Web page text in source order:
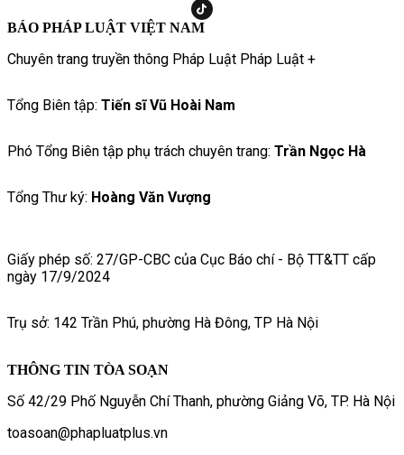
BÁO PHÁP LUẬT VIỆT NAM
Chuyên trang truyền thông Pháp Luật Pháp Luật +
Tổng Biên tập: Tiến sĩ Vũ Hoài Nam
Phó Tổng Biên tập phụ trách chuyên trang: Trần Ngọc Hà
Tổng Thư ký: Hoàng Văn Vượng
Giấy phép số: 27/GP-CBC của Cục Báo chí - Bộ TT&TT cấp
ngày 17/9/2024
Trụ sở: 142 Trần Phú, phường Hà Đông, TP Hà Nội
THÔNG TIN TÒA SOẠN
Số 42/29 Phố Nguyễn Chí Thanh, phường Giảng Võ, TP. Hà Nội
toasoan@phapluatplus.vn